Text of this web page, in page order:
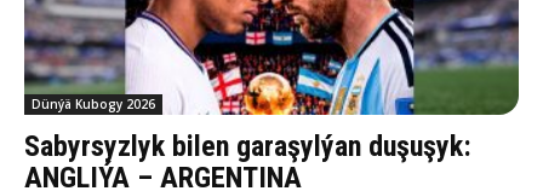
Dünýä Kubogy 2026
Sabyrsyzlyk bilen garaşylýan duşuşyk:
ANGLIÝA – ARGENTINA